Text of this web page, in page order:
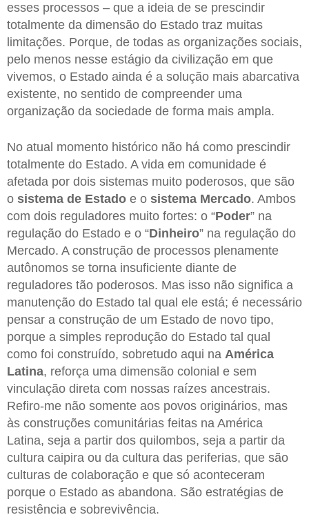
esses processos – que a ideia de se prescindir
totalmente da dimensão do Estado traz muitas
limitações. Porque, de todas as organizações sociais,
pelo menos nesse estágio da civilização em que
vivemos, o Estado ainda é a solução mais abarcativa
existente, no sentido de compreender uma
organização da sociedade de forma mais ampla.
No atual momento histórico não há como prescindir
totalmente do Estado. A vida em comunidade é
afetada por dois sistemas muito poderosos, que são
o sistema de Estado e o sistema Mercado. Ambos
com dois reguladores muito fortes: o “Poder” na
regulação do Estado e o “Dinheiro” na regulação do
Mercado. A construção de processos plenamente
autônomos se torna insuficiente diante de
reguladores tão poderosos. Mas isso não significa a
manutenção do Estado tal qual ele está; é necessário
pensar a construção de um Estado de novo tipo,
porque a simples reprodução do Estado tal qual
como foi construído, sobretudo aqui na América
Latina, reforça uma dimensão colonial e sem
vinculação direta com nossas raízes ancestrais.
Refiro-me não somente aos povos originários, mas
às construções comunitárias feitas na América
Latina, seja a partir dos quilombos, seja a partir da
cultura caipira ou da cultura das periferias, que são
culturas de colaboração e que só aconteceram
porque o Estado as abandona. São estratégias de
resistência e sobrevivência.